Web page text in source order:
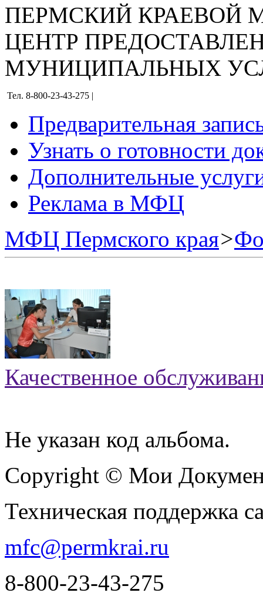
ПЕРМСКИЙ КРАЕВОЙ
ЦЕНТР
МУНИЦИПАЛЬНЫХ
Тел. 8-800-23-43-275 |
Предварительная
Узнать о готовности
Дополнительные
Реклама в МФЦ
МФЦ Пермского края>
Качественное
Не указан код альбома.
Copyright © Мои
Техническая поддержка
mfc@permkrai.ru
8-800-23-43-275